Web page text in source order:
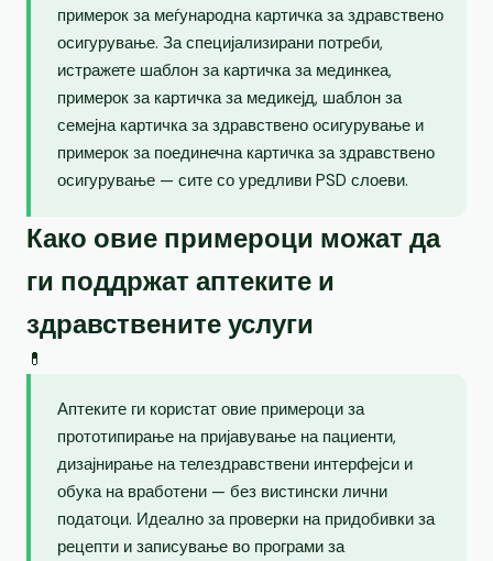
примерок за меѓународна картичка за здравствено
осигурување. За специјализирани потреби,
истражете шаблон за картичка за мединкеа,
примерок за картичка за медикејд, шаблон за
семејна картичка за здравствено осигурување и
примерок за поединечна картичка за здравствено
осигурување — сите со уредливи PSD слоеви.
Како овие примероци можат да
ги поддржат аптеките и
здравствените услуги
💊
Аптеките ги користат овие примероци за
прототипирање на пријавување на пациенти,
дизајнирање на телездравствени интерфејси и
обука на вработени — без вистински лични
податоци. Идеално за проверки на придобивки за
рецепти и записување во програми за